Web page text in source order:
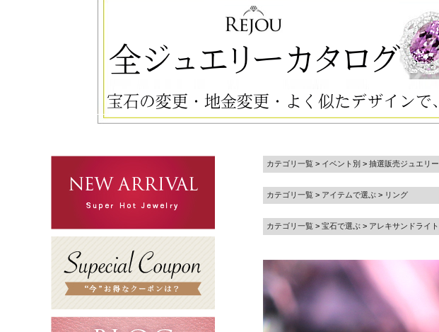
カテゴリ一覧 > イベント別 > 抽選販売ジュエリー
カテゴリ一覧 > アイテムで選ぶ > リング
カテゴリ一覧 > 宝石で選ぶ > アレキサンドライト